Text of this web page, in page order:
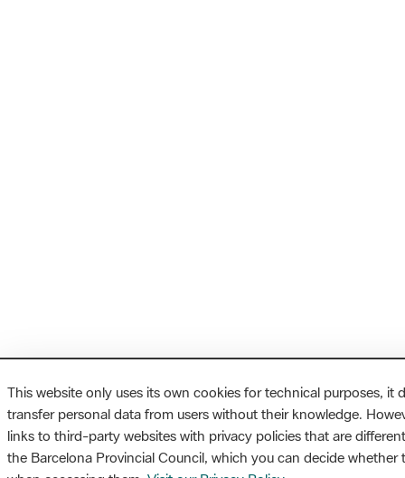
This website only uses its own cookies for technical purposes, it
transfer personal data from users without their knowledge.
links to third-party websites with privacy policies that are
the Barcelona Provincial Council, which you can decide